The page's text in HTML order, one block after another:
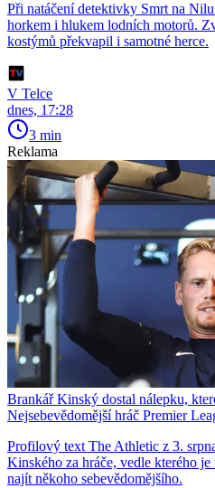
Při natáčení detektivky Smrt na
horkem i hlukem lodních motorů.
kostýmů překvapil i samotné herce.
V Telce
dnes, 17:28
3 min
Reklama
Brankář Kinský dostal nálepku,
Nejsebevědomější hráč Premier
Profilový text The Athletic z 3.
Kinského za hráče, vedle kterého
najít někoho sebevědomějšího.